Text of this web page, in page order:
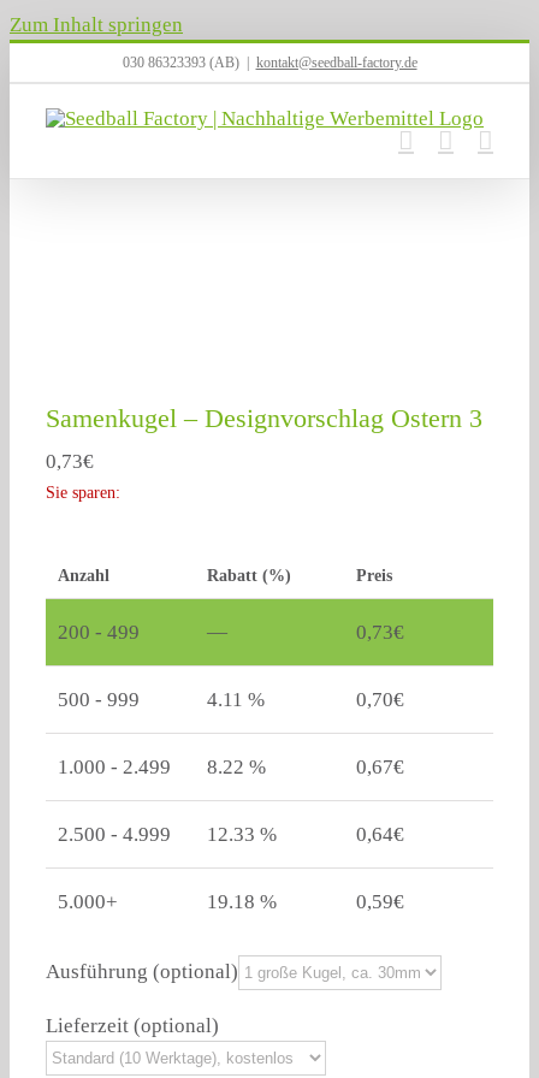
Zum Inhalt springen
030 86323393 (AB) kontakt@seedball-factory.de
Samenkugel – Designvorschlag Ostern 3
0,73€
Sie sparen:
Anzahl Rabatt (%) Preis
200 - 499 — 0,73€
500 - 999 4.11 % 0,70€
1.000 - 2.499 8.22 % 0,67€
2.500 - 4.999 12.33 % 0,64€
5.000+ 19.18 % 0,59€
Ausführung (optional)
Lieferzeit (optional)